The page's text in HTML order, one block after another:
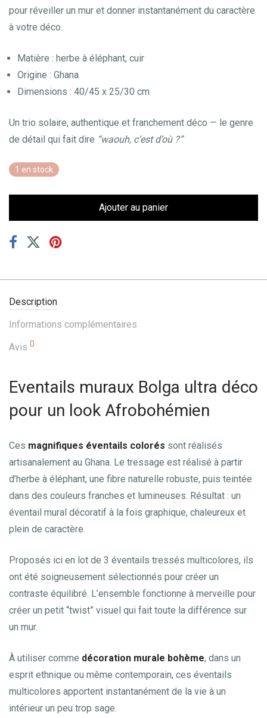
pour réveiller un mur et donner instantanément du caractère
à votre déco.
Matière : herbe à éléphant, cuir
Origine : Ghana
Dimensions : 40/45 x 25/30 cm
Un trio solaire, authentique et franchement déco — le genre
de détail qui fait dire “waouh, c’est d’où ?”
1 en stock
Ajouter au panier
Description
Informations complémentaires
Avis 0
Eventails muraux Bolga ultra déco
pour un look Afrobohémien
Ces magnifiques éventails colorés sont réalisés
artisanalement au Ghana. Le tressage est réalisé à partir
d’herbe à éléphant, une fibre naturelle robuste, puis teintée
dans des couleurs franches et lumineuses. Résultat : un
éventail mural décoratif à la fois graphique, chaleureux et
plein de caractère.
Proposés ici en lot de 3 éventails tressés multicolores, ils
ont été soigneusement sélectionnés pour créer un
contraste équilibré. L’ensemble fonctionne à merveille pour
créer un petit “twist” visuel qui fait toute la différence sur
un mur.
À utiliser comme décoration murale bohème, dans un
esprit ethnique ou même contemporain, ces éventails
multicolores apportent instantanément de la vie à un
intérieur un peu trop sage.